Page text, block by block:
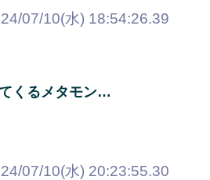
07/10(水) 18:54:26.39
くるメタモン…
07/10(水) 20:23:55.30